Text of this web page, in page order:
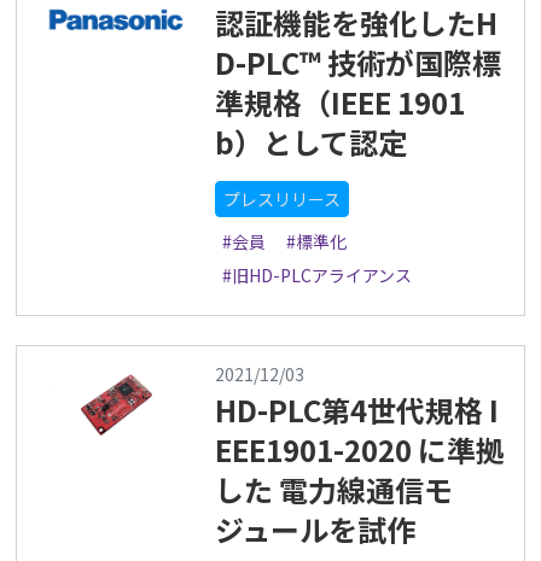
認証機能を強化したH
D-PLC™ 技術が国際標
準規格（IEEE 1901
b）として認定
プレスリリース
#会員
#標準化
#旧HD-PLCアライアンス
2021/12/03
HD-PLC第4世代規格 I
EEE1901-2020 に準拠
した 電力線通信モ
ジュールを試作